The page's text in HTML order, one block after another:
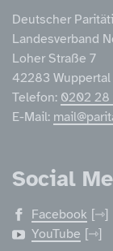
Deutscher
Landesverband
Loher Straße 7
42283 Wuppertal
Telefon: 0202 28
E-Mail:
Social
Facebook
YouTube